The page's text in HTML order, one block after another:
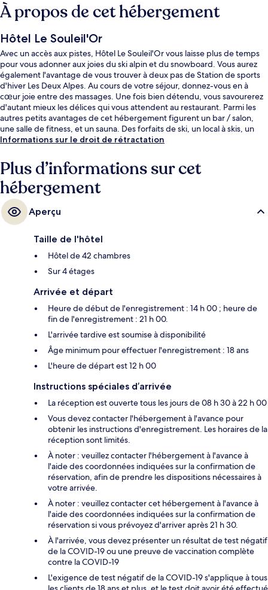
À propos de cet hébergement
Hôtel Le Souleil'Or
Avec un accès aux pistes, Hôtel Le Souleil'Or vous laisse plus de temps
pour vous adonner aux joies du ski alpin et du snowboard. Vous aurez
également l'avantage de vous trouver à deux pas de Station de sports
d'hiver Les Deux Alpes. Au cours de votre séjour, donnez-vous en à
cœur joie entre des massages. Une fois bien détendu, vous savourerez
d'autant mieux les délices qui vous attendent au restaurant. Parmi les
autres petits avantages de cet hébergement figurent un bar / salon,
une salle de fitness, et un sauna. Des forfaits de ski, un local à skis, un
point de location d'équipements de ski et des cours de ski sont
Informations sur le droit de rétractation
Plus d’informations sur cet
hébergement
Aperçu
Taille de l'hôtel
Hôtel de 42 chambres
Sur 4 étages
Arrivée et départ
Heure de début de l'enregistrement : 14 h 00 ; heure de
fin de l'enregistrement : 21 h 00.
L'arrivée tardive est soumise à disponibilité
Âge minimum pour effectuer l'enregistrement : 18 ans
L'heure de départ est 12 h 00
Instructions spéciales d’arrivée
La réception est ouverte tous les jours de 08 h 30 à 22 h 00
Vous devez contacter l'hébergement à l'avance pour
obtenir les instructions d'enregistrement. Les horaires de la
réception sont limités.
À noter : veuillez contacter l'hébergement à l'avance à
l'aide des coordonnées indiquées sur la confirmation de
réservation, afin de prendre les dispositions nécessaires à
votre arrivée.
À noter : veuillez contacter cet hébergement à l'avance à
l'aide des coordonnées indiquées sur la confirmation de
réservation si vous prévoyez d'arriver après 21 h 30.
À l'arrivée, vous devez présenter un résultat de test négatif
de la COVID-19 ou une preuve de vaccination complète
contre la COVID-19
L'exigence de test négatif de la COVID-19 s'applique à tous